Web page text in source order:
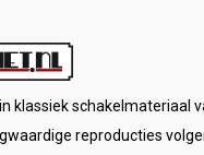
klassiek schakelmateriaal
reproducties